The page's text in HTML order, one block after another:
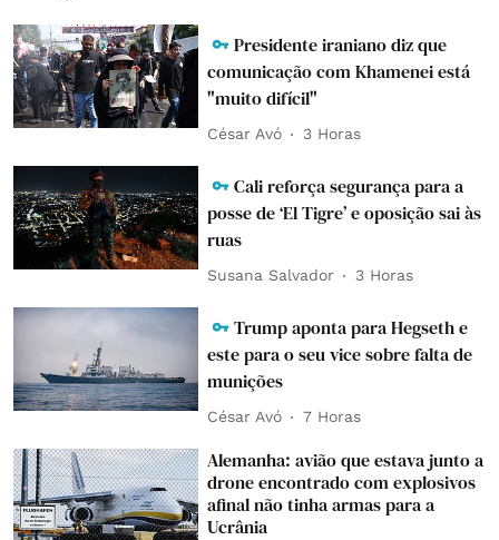
Presidente iraniano diz que
comunicação com Khamenei está
"muito difícil"
César Avó 3 Horas
Cali reforça segurança para a
posse de ‘El Tigre’ e oposição sai às
ruas
Susana Salvador 3 Horas
Trump aponta para Hegseth e
este para o seu vice sobre falta de
munições
César Avó 7 Horas
Alemanha: avião que estava junto a
drone encontrado com explosivos
afinal não tinha armas para a
Ucrânia